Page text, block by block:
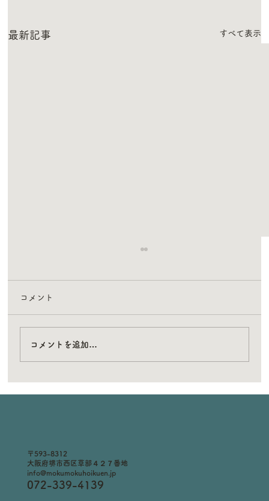
最新記事 すべて表示
もくもく保育園のシンボルでもある看板
コメント
コメントを追加…
〒593-8312
大阪府堺市西区草部４２７番地
info@mokumokuhoikuen.jp
072-339-4139